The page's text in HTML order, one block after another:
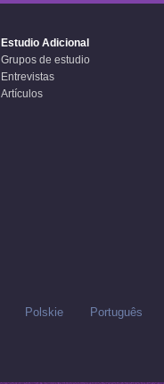
Estudio Adicional
Grupos de estudio
Entrevistas
Artículos
Polskie Português